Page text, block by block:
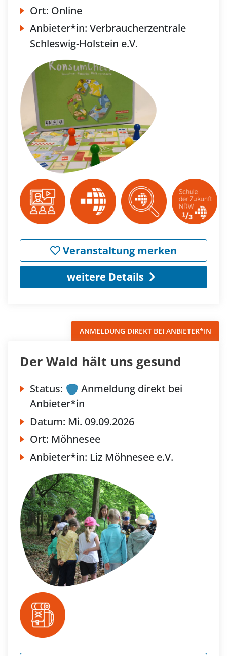
Ort: Online
Anbieter*in: Verbraucherzentrale
Schleswig-Holstein e.V.
Veranstaltung merken
weitere Details
ANMELDUNG DIREKT BEI ANBIETER*IN
Der Wald hält uns gesund
Status:
Anmeldung direkt bei
Anbieter*in
Datum: Mi. 09.09.2026
Ort: Möhnesee
Anbieter*in: Liz Möhnesee e.V.